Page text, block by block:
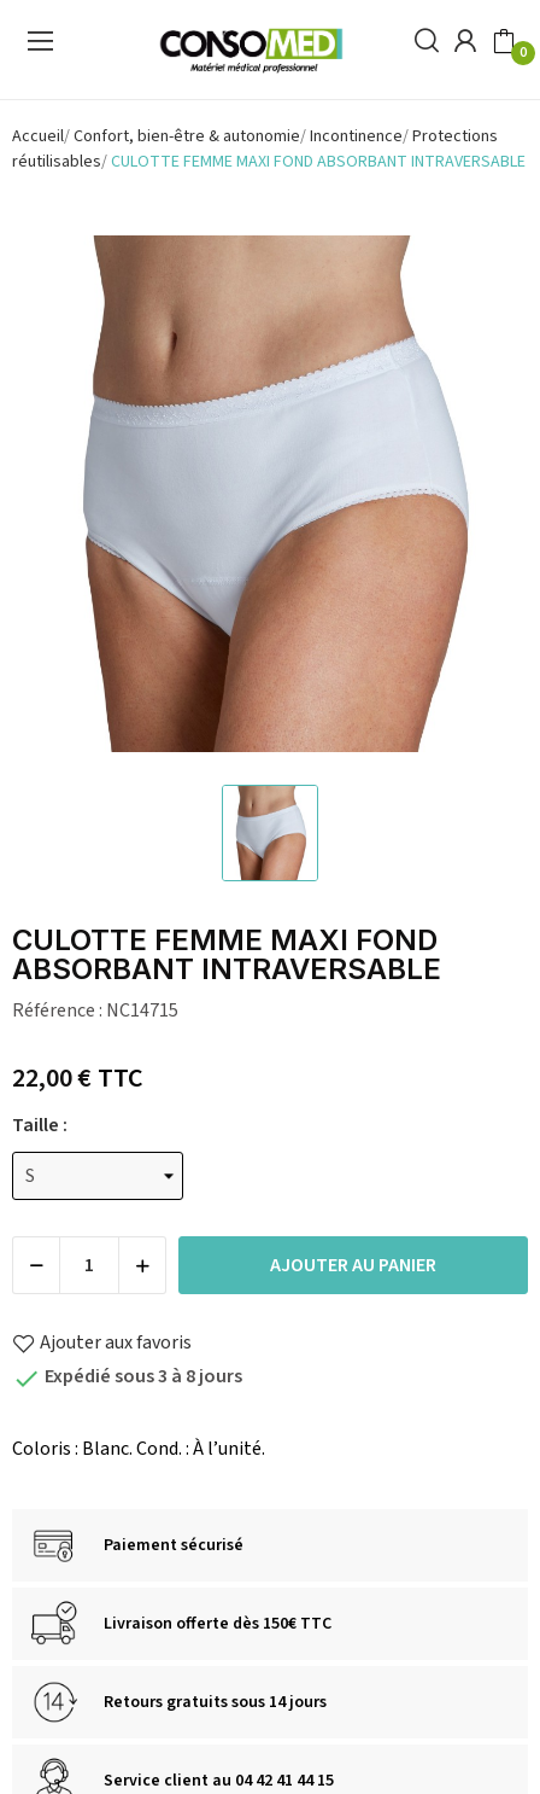
0
Accueil Confort, bien-être & autonomie Incontinence Protections
réutilisables CULOTTE FEMME MAXI FOND ABSORBANT INTRAVERSABLE
CULOTTE FEMME MAXI FOND
ABSORBANT INTRAVERSABLE
Référence : NC14715
22,00 €TTC
Taille :
AJOUTER AU PANIER
Ajouter aux favoris
 Expédié sous 3 à 8 jours
Coloris : Blanc. Cond. : À l’unité.
Paiement sécurisé
Livraison offerte dès 150€ TTC
Retours gratuits sous 14 jours
Service client au 04 42 41 44 15